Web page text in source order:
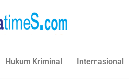
Hukum Kriminal Internasional